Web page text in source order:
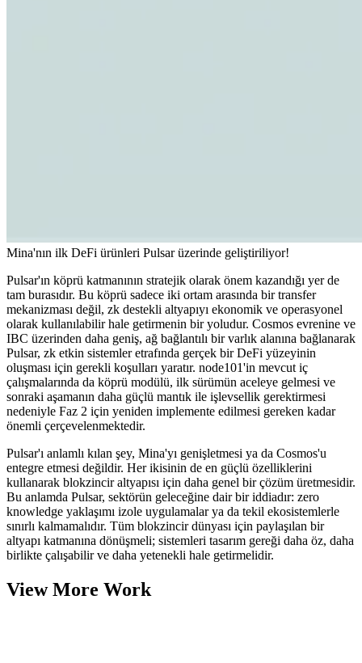
Mina'nın ilk DeFi ürünleri Pulsar üzerinde geliştiriliyor!
Pulsar'ın köprü katmanının stratejik olarak önem kazandığı yer de
tam burasıdır. Bu köprü sadece iki ortam arasında bir transfer
mekanizması değil, zk destekli altyapıyı ekonomik ve operasyonel
olarak kullanılabilir hale getirmenin bir yoludur. Cosmos evrenine ve
IBC üzerinden daha geniş, ağ bağlantılı bir varlık alanına bağlanarak
Pulsar, zk etkin sistemler etrafında gerçek bir DeFi yüzeyinin
oluşması için gerekli koşulları yaratır. node101'in mevcut iç
çalışmalarında da köprü modülü, ilk sürümün aceleye gelmesi ve
sonraki aşamanın daha güçlü mantık ile işlevsellik gerektirmesi
nedeniyle Faz 2 için yeniden implemente edilmesi gereken kadar
önemli çerçevelenmektedir.
Pulsar'ı anlamlı kılan şey, Mina'yı genişletmesi ya da Cosmos'u
entegre etmesi değildir. Her ikisinin de en güçlü özelliklerini
kullanarak blokzincir altyapısı için daha genel bir çözüm üretmesidir.
Bu anlamda Pulsar, sektörün geleceğine dair bir iddiadır: zero
knowledge yaklaşımı izole uygulamalar ya da tekil ekosistemlerle
sınırlı kalmamalıdır. Tüm blokzincir dünyası için paylaşılan bir
altyapı katmanına dönüşmeli; sistemleri tasarım gereği daha öz, daha
birlikte çalışabilir ve daha yetenekli hale getirmelidir.
View More Work